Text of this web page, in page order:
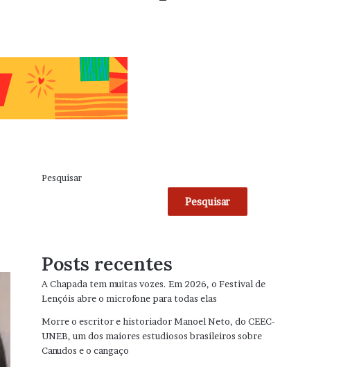
Pesquisar
Pesquisar
Posts recentes
A Chapada tem muitas vozes. Em 2026, o Festival de
Lençóis abre o microfone para todas elas
Morre o escritor e historiador Manoel Neto, do CEEC-
UNEB, um dos maiores estudiosos brasileiros sobre
Canudos e o cangaço